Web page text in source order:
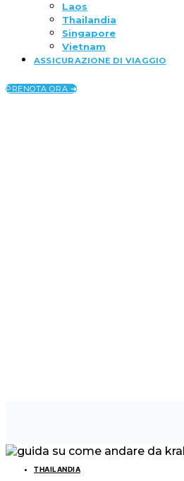
Laos
Thailandia
Singapore
Vietnam
ASSICURAZIONE DI VIAGGIO
PRENOTA ORA ➜
THAILANDIA